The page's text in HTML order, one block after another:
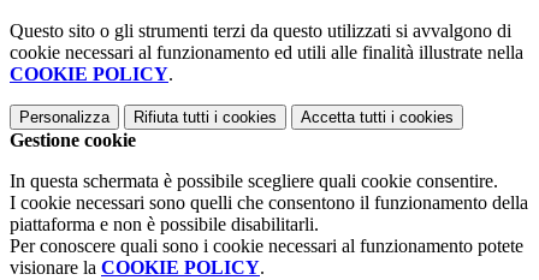
Questo sito o gli strumenti terzi da questo utilizzati si avvalgono di
cookie necessari al funzionamento ed utili alle finalità illustrate nella
COOKIE POLICY.
Personalizza Rifiuta tutti i cookies Accetta tutti i cookies
Gestione cookie
In questa schermata è possibile scegliere quali cookie consentire.
I cookie necessari sono quelli che consentono il funzionamento della
piattaforma e non è possibile disabilitarli.
Per conoscere quali sono i cookie necessari al funzionamento potete
visionare la COOKIE POLICY.